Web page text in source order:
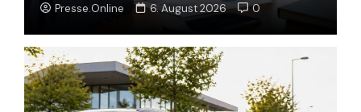
Presse.Online 6. August 2026 0